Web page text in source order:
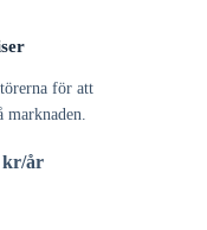
för att
kr/år